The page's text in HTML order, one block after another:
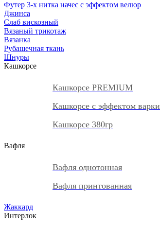
Футер 3-х нитка начес с эффектом велюр
Джинса
Слаб вискозный
Вязаный трикотаж
Вязанка
Рубашечная ткань
Шнуры
Кашкорсе
Кашкорсе PREMIUM
Кашкорсе с эффектом варки
Кашкорсе 380гр
Вафля
Вафля однотонная
Вафля принтованная
Жаккард
Интерлок